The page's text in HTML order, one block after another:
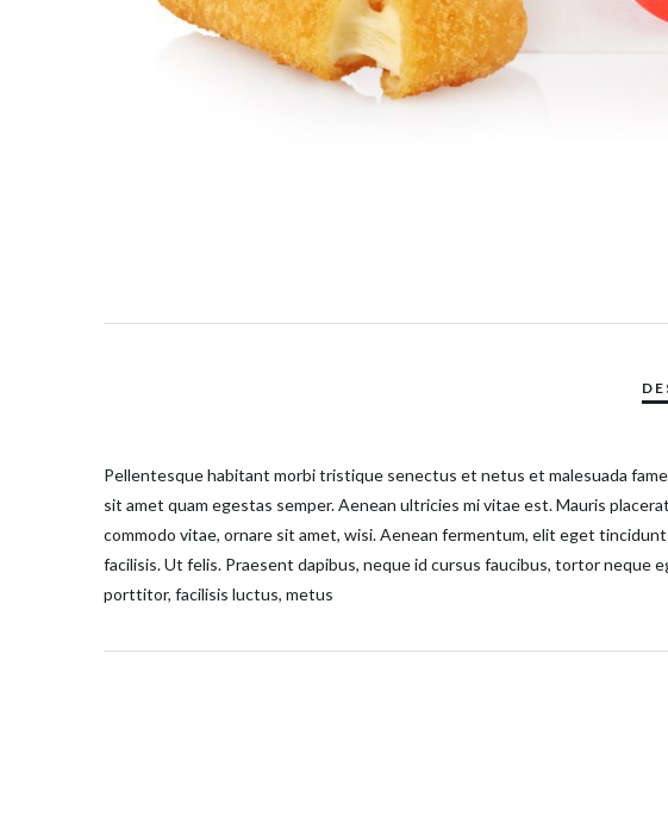
Pellentesque habitant morbi tristique senectus et netus et malesuada
sit amet quam egestas semper. Aenean ultricies mi vitae est. Mauris
commodo vitae, ornare sit amet, wisi. Aenean fermentum, elit eget
facilisis. Ut felis. Praesent dapibus, neque id cursus faucibus, tortor neque
porttitor, facilisis luctus, metus